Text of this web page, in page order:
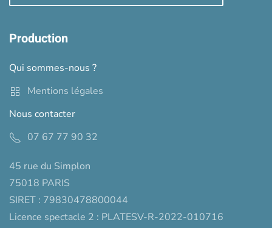
Production
Qui sommes-nous ?
Mentions légales
Nous contacter
07 67 77 90 32
45 rue du Simplon
75018 PARIS
SIRET : 79830478800044
Licence spectacle 2 : PLATESV-R-2022-010716